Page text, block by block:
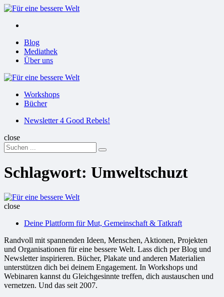
Menu
Menu
Blog
Mediathek
Über uns
Für
Workshops
Bücher
SuchenNewsletter 4 Good Rebels!
close
Search
for:
Suchen
Schlagwort: Umweltschuzt
Für
Welt
close
Deine Plattform für Mut, Gemeinschaft & Tatkraft
Randvoll mit spannenden Ideen, Menschen, Aktionen, Projekten
und Organisationen für eine bessere Welt. Lass dich per Blog und
Newsletter inspirieren. Bücher, Plakate und anderen Materialien
unterstützen dich bei deinem Engagement. In Workshops und
Webinaren kannst du Gleichgesinnte treffen, dich austauschen und
vernetzen. Und das seit 2007.